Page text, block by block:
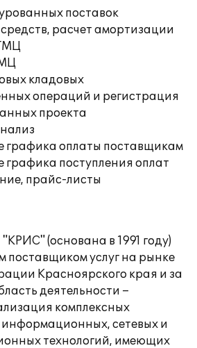
поставок
расчет амортизации
кладовых
операций и регистрация
проекта
оплаты поставщикам
поступления оплат
прайс-листы
(основана в 1991 году)
поставщиком услуг на рынке
Красноярского края и за
деятельности –
комплексных
информационных, сетевых и
технологий, имеющих